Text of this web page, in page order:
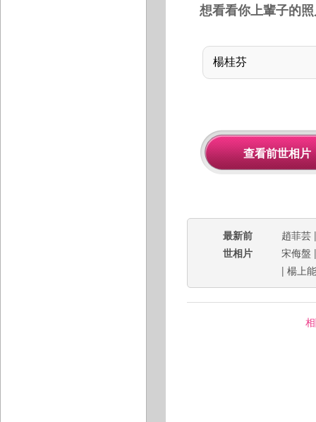
想看看你上輩子的
最新前
世相片
趙菲芸
宋侮盤
| 楊上能